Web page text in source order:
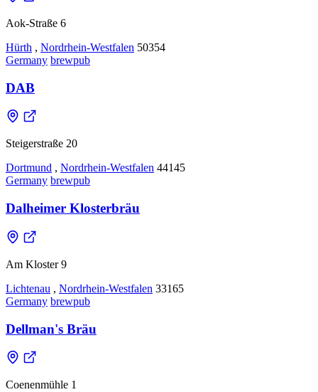
Aok-Straße 6
Hürth , Nordrhein-Westfalen 50354
Germany brewpub
DAB
Steigerstraße 20
Dortmund , Nordrhein-Westfalen 44145
Germany brewpub
Dalheimer Klosterbräu
Am Kloster 9
Lichtenau , Nordrhein-Westfalen 33165
Germany brewpub
Dellman's Bräu
Coenenmühle 1